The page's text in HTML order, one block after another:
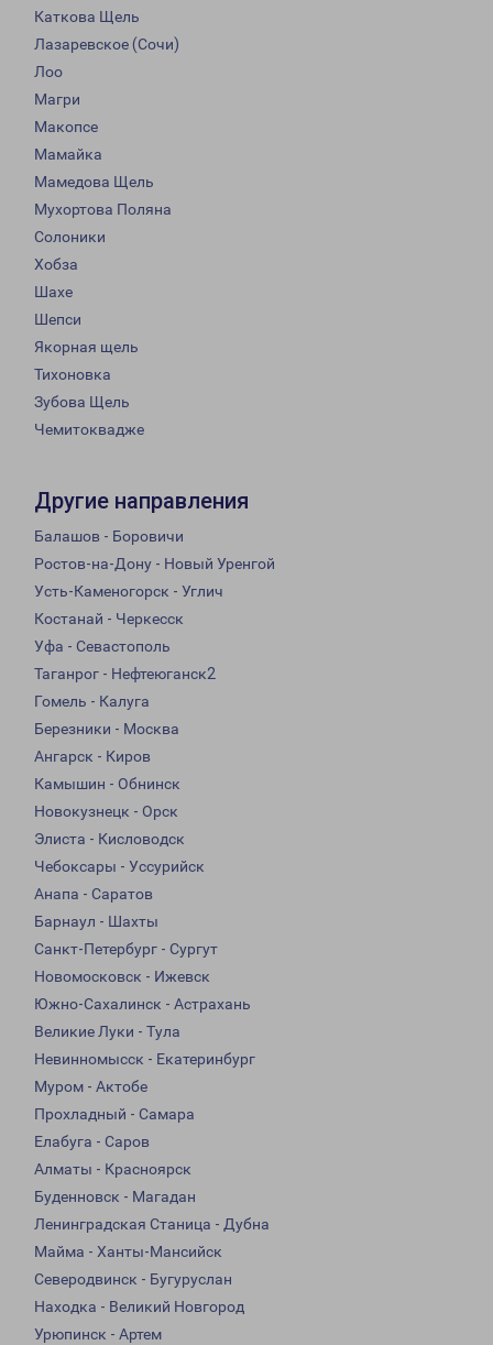
Каткова Щель
Лазаревское (Сочи)
Лоо
Магри
Макопсе
Мамайка
Мамедова Щель
Мухортова Поляна
Солоники
Хобза
Шахе
Шепси
Якорная щель
Тихоновка
Зубова Щель
Чемитоквадже
Другие направления
Балашов - Боровичи
Ростов-на-Дону - Новый Уренгой
Усть-Каменогорск - Углич
Костанай - Черкесск
Уфа - Севастополь
Таганрог - Нефтеюганск2
Гомель - Калуга
Березники - Москва
Ангарск - Киров
Камышин - Обнинск
Новокузнецк - Орск
Элиста - Кисловодск
Чебоксары - Уссурийск
Анапа - Саратов
Барнаул - Шахты
Санкт-Петербург - Сургут
Новомосковск - Ижевск
Южно-Сахалинск - Астрахань
Великие Луки - Тула
Невинномысск - Екатеринбург
Муром - Актобе
Прохладный - Самара
Елабуга - Саров
Алматы - Красноярск
Буденновск - Магадан
Ленинградская Станица - Дубна
Майма - Ханты-Мансийск
Северодвинск - Бугуруслан
Находка - Великий Новгород
Урюпинск - Артем